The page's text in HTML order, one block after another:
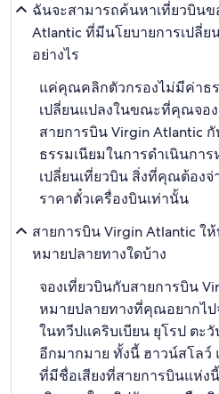
ฉันจะสามารถค้นหาเที่ยวบินข
Atlantic ที่มีนโยบายการเปลี่
อย่างไร
แค่คุณคลิกตัวกรองไม่มีค่าธ
เปลี่ยนแปลงในขณะที่คุณจอ
สายการบิน Virgin Atlantic กั
ธรรมเนียมในการดำเนินกา
เปลี่ยนเที่ยวบิน สิ่งที่คุณต้องจ่
ราคาตั๋วเครื่องบินเท่านั้น
สายการบิน Virgin Atlantic ใ
หมายปลายทางใดบ้าง
จองเที่ยวบินกับสายการบิน
หมายปลายทางที่คุณอยากไป
ในทวีปแคริบเบียน ยุโรป ตะ
อีกมากมาย ทั้งนี้ ฮาวน์สโลว์
ที่มีชื่อเสียงที่สายการบินแห่ง